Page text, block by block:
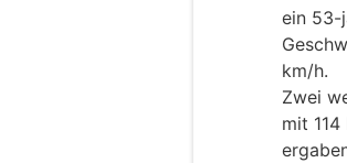
ein 53-
km/h.
Zwei
mit